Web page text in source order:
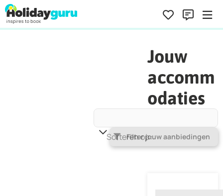
Jouw
accomm
odaties
Filter jouw aanbiedingen
Sorteren op Populariteit